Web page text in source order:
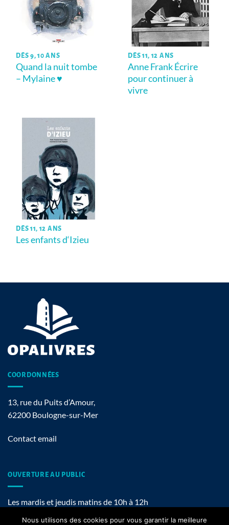
DÈS 9, 10 ANS
Quand la nuit tombe
– Mylaine ♥
DÈS 11, 12 ANS
Anne Frank Écrire
pour continuer à
vivre
DÈS 11, 12 ANS
Les enfants d‘Izieu
COORDONNÉES
13, rue du Puits d’Amour,
62200 Boulogne-sur-Mer
Contact email
OUVERTURE AU PUBLIC
Les mardis et jeudis matins de 10h à 12h
Nous utilisons des cookies pour vous garantir la meilleure